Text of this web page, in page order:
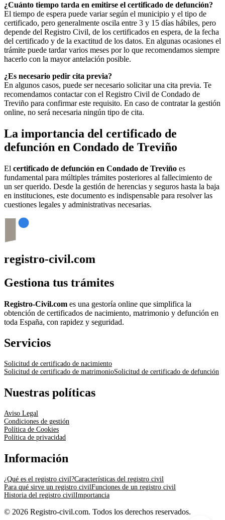
¿Cuánto tiempo tarda en emitirse el certificado de defunción?
El tiempo de espera puede variar según el municipio y el tipo de
certificado, pero generalmente oscila entre 3 y 15 días hábiles, pero
depende del Registro Civil, de los certificados en espera, de la fecha
del certificado y de la exactitud de los datos. En algunas ocasiones el
trámite puede tardar varios meses por lo que recomendamos siempre
hacerlo con la mayor antelación posible.
¿Es necesario pedir cita previa?
En algunos casos, puede ser necesario solicitar una cita previa. Te
recomendamos contactar con el Registro Civil de Condado de
Treviño para confirmar este requisito. En caso de contratar la gestión
online, no será necesaria ningún tipo de cita.
La importancia del certificado de
defunción en Condado de Treviño
El certificado de defunción en Condado de Treviño es
fundamental para múltiples trámites posteriores al fallecimiento de
un ser querido. Desde la gestión de herencias y seguros hasta la baja
en instituciones, este documento es indispensable para resolver las
cuestiones legales y administrativas necesarias.
registro-civil.com
Gestiona tus trámites
Registro-Civil.com es una gestoría online que simplifica la
obtención de certificados de nacimiento, matrimonio y defunción en
toda España, con rapidez y seguridad.
Servicios
Solicitud de certificado de nacimiento
Solicitud de certificado de matrimonioSolicitud de certificado de defunción
Nuestras políticas
Aviso Legal
Condiciones de gestión
Política de Cookies
Política de privacidad
Información
¿Qué es el registro civil?Características del registro civil
Para qué sirve un registro civilFunciones de un registro civil
Historia del registro civilImportancia
© 2026 Registro-civil.com. Todos los derechos reservados.